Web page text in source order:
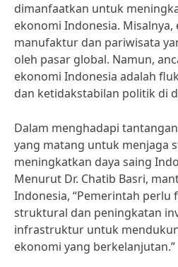
dimanfaatkan untuk
ekonomi Indonesia.
manufaktur dan pariwisata
oleh pasar global. Namun,
ekonomi Indonesia adalah
dan ketidakstabilan politik di
Dalam menghadapi
yang matang untuk menjaga
meningkatkan daya saing
Menurut Dr. Chatib Basri,
Indonesia, “Pemerintah perlu
struktural dan peningkatan
infrastruktur untuk
ekonomi yang berkelanjutan.”